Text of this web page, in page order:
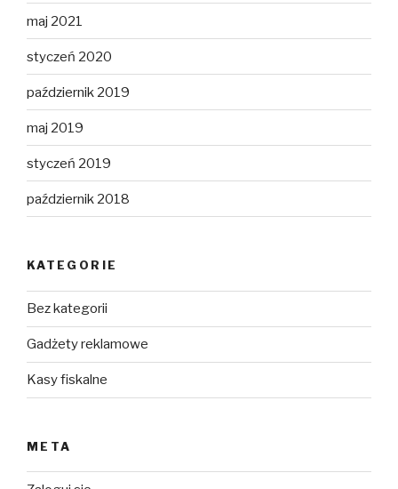
maj 2021
styczeń 2020
październik 2019
maj 2019
styczeń 2019
październik 2018
KATEGORIE
Bez kategorii
Gadżety reklamowe
Kasy fiskalne
META